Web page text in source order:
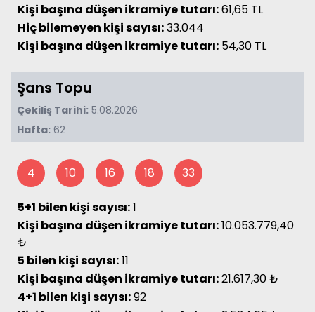
Kişi başına düşen ikramiye tutarı:61,65 TL
Hiç bilemeyen kişi sayısı:33.044
Kişi başına düşen ikramiye tutarı: 54,30 TL
Şans Topu
Çekiliş Tarihi: 5.08.2026
Hafta: 62
4 10 16 18 33
5+1 bilen kişi sayısı:1
Kişi başına düşen ikramiye tutarı:10.053.779,40
₺
5 bilen kişi sayısı:11
Kişi başına düşen ikramiye tutarı:21.617,30 ₺
4+1 bilen kişi sayısı:92